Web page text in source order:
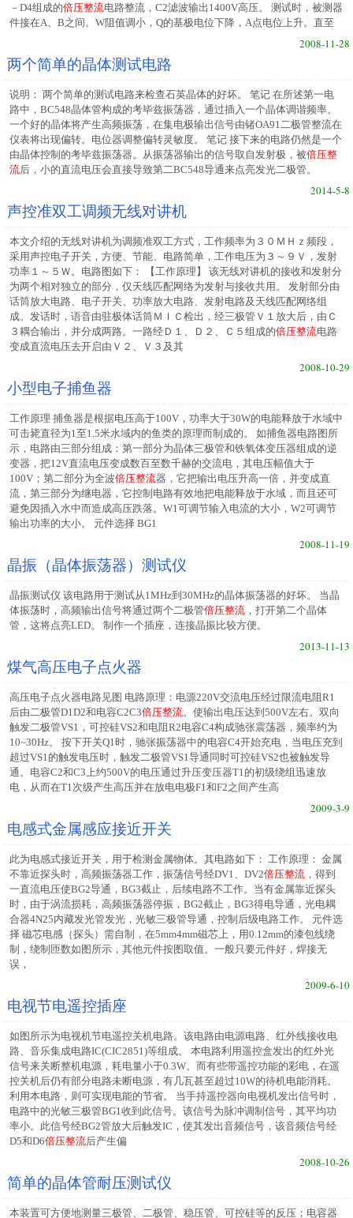
－D4组成的倍压整流电路整流，C2滤波输出1400V高压。 测试时，被测器
件接在A、B之间。W阻值调小，Q的基极电位下降，A点电位上升。直至
2008-11-28
两个简单的晶体测试电路
说明： 两个简单的测试电路来检查石英晶体的好坏。 笔记 在所述第一电
路中，BC548晶体管构成的考毕兹振荡器，通过插入一个晶体调谐频率。
一个好的晶体将产生高频振荡，在集电极输出信号由锗OA91二极管整流在
仪表将出现偏转。电位器调整偏转灵敏度。 笔记 接下来的电路仍然是一个
由晶体控制的考毕兹振荡器。从振荡器输出的信号取自发射极，被倍压整
流后，小的直流电压会直接导致第二BC548导通来点亮发光二极管。
2014-5-8
声控准双工调频无线对讲机
本文介绍的无线对讲机为调频准双工方式，工作频率为３０ＭＨｚ频段，
采用声控电子开关，方便、节能、电路简单，工作电压为３～９Ｖ，发射
功率１～５Ｗ。电路图如下： 【工作原理】 该无线对讲机的接收和发射分
为两个相对独立的部分，仅天线匹配网络为发射与接收共用。 发射部分由
话筒放大电路、电子开关、功率放大电路、发射电路及天线匹配网络组
成。发话时，语音由驻极体话筒ＭＩＣ检出，经三极管Ｖ１放大后，由Ｃ
３耦合输出，并分成两路。一路经Ｄ１、Ｄ２、Ｃ５组成的倍压整流电路
变成直流电压去开启由Ｖ２、Ｖ３及其
2008-10-29
小型电子捕鱼器
工作原理 捕鱼器是根据电压高于100V，功率大于30W的电能释放于水域中
可击毙直径为1至1.5米水域内的鱼类的原理而制成的。 如捕鱼器电路图所
示，电路由三部分组成：第一部分为晶体三极管和铁氧体变压器组成的逆
变器，把12V直流电压变成数百至数千赫的交流电，其电压幅值大于
100V；第二部分为全波倍压整流器，它把输出电压升高一倍，并变成直
流，第三部分为继电器，它控制电路有效地把电能释放于水域，而且还可
避免因插入水中而造成高压跌落。W1可调节输入电流的大小，W2可调节
输出功率的大小。 元件选择 BG1
2008-11-19
晶振（晶体振荡器）测试仪
晶振测试仪 该电路用于测试从1MHz到30MHz的晶体振荡器的好坏。 当晶
体振荡时，高频输出信号将通过两个二极管倍压整流 ，打开第二个晶体
管，这将点亮LED。 制作一个插座，连接晶振比较方便。
2013-11-13
煤气高压电子点火器
高压电子点火器电路见图 电路原理：电源220V交流电压经过限流电阻R1
后由二极管D1D2和电容C2C3倍压整流。使输出电压达到500V左右。双向
触发二极管VS1，可控硅VS2和电阻R2电容C4构成驰张震荡器，频率约为
10~30Hz。 按下开关Q1时，驰张振荡器中的电容C4开始充电，当电压充到
超过VS1的触发电压时，触发二极管VS1导通同时可控硅VS2也被触发导
通。电容C2和C3上约500V的电压通过升压变压器T1的初级绕组迅速放
电，从而在T1次级产生高压并在放电电极F1和F2之间产生高
2009-3-9
电感式金属感应接近开关
此为电感式接近开关，用于检测金属物体。其电路如下： 工作原理： 金属
不靠近探头时，高频振荡器工作，振荡信号经DV1、DV2倍压整流 ，得到
一直流电压使BG2导通，BG3截止，后续电路不工作。当有金属靠近探头
时，由于涡流损耗，高频振荡器停振，BG2截止，BG3得电导通，光电耦
合器4N25内藏发光管发光，光敏三极管导通，控制后级电路工作。 元件选
择 磁芯电感（探头）需自制，在5mm4mm磁芯上，用0.12mm的漆包线绕
制，绕制匝数如图所示，其他元件按图取值。一般只要元件好，焊接无
误，
2009-6-10
电视节电遥控插座
如图所示为电视机节电遥控关机电路。该电路由电源电路、红外线接收电
路、音乐集成电路IC(CIC2851)等组成。 本电路利用遥控盒发出的红外光
信号来关断整机电源，耗电量小于0.3W。而有些带遥控功能的彩电，在遥
控关机后仍有部分电路未断电源，有几瓦甚至超过10W的待机电能消耗。
利用本电路，则可实现电能的节省。 当手持遥控器向电视机发出信号时，
电路中的光敏三极管BG1收到此信号。该信号为脉冲调制信号，其平均功
率小。此信号经BG2管放大后触发IC，使其发出音频信号，该音频信号经
D5和D6倍压整流后产生偏
2008-10-26
简单的晶体管耐压测试仪
本装置可方便地测量三极管、二极管、稳压管、可控硅等的反压；电容器